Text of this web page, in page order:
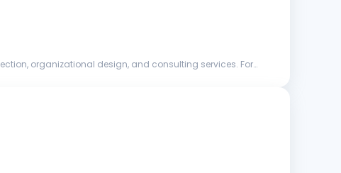
organizational design, and consulting services. For